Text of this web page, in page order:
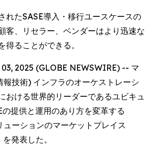
れたSASE導入・移行ユースケースの
客、リセラー、ベンダーはより迅速な
得ることができる。
03, 2025 (GLOBE NEWSWIRE) -- マ
技術) インフラのオーケストレーシ
おける世界的リーダーであるユビキュ
提供と運用のあり方を変革する
ーションのマーケットプレイス
発表した。